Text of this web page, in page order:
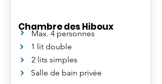
Chambre des Hiboux
Max. 4 personnes
1 lit double
2 lits simples
Salle de bain privée